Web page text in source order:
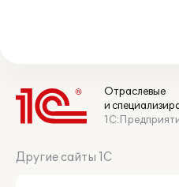
Отраслевые
и
Другие сайты 1С